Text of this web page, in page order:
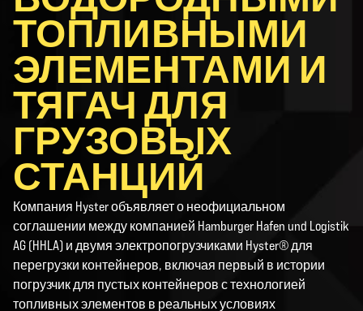
ТОПЛИВНЫМИ
ЭЛЕМЕНТАМИ И
ТЯГАЧ ДЛЯ
ГРУЗОВЫХ
СТАНЦИЙ
Компания Hyster объявляет о неофициальном
соглашении между компанией Hamburger Hafen und Logistik
AG (HHLA) и двумя электропогрузчиками Hyster® для
перегрузки контейнеров, включая первый в истории
погрузчик для пустых контейнеров с технологией
топливных элементов в реальных условиях